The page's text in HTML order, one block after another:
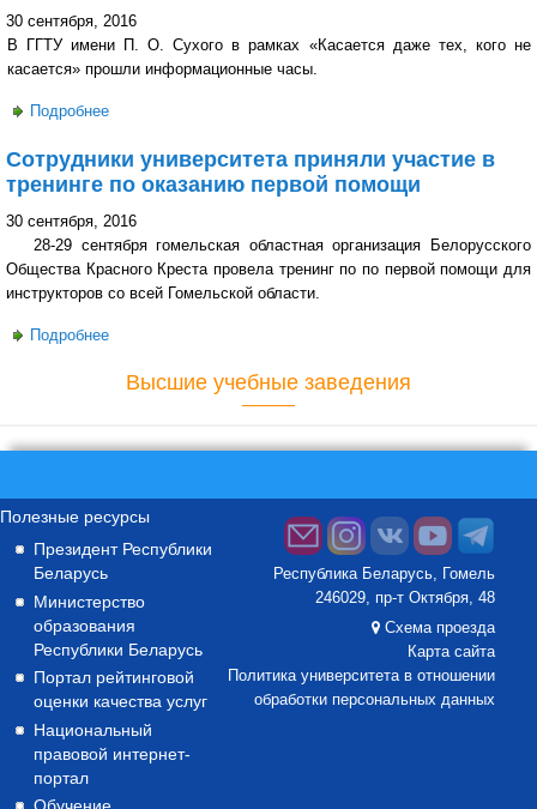
30 сентября, 2016
В ГГТУ имени П. О. Сухого в рамках «Касается даже тех, кого не
касается» прошли информационные часы.
Подробнее
Сотрудники университета приняли участие в
тренинге по оказанию первой помощи
30 сентября, 2016
28-29 сентября гомельская областная организация Белорусского
Общества Красного Креста провела тренинг по по первой помощи для
инструкторов со всей Гомельской области.
Подробнее
Высшие учебные заведения
Полезные ресурсы
Президент Республики
Беларусь
Министерство
образования
Республики Беларусь
Портал рейтинговой
оценки качества услуг
Национальный
правовой интернет-
портал
Республика Беларусь, Гомель
246029, пр-т Октября, 48
Схема проезда
Карта сайта
Политика университета в отношении
обработки персональных данных